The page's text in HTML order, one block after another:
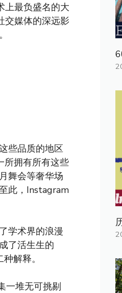
上最负盛名的大
交媒体的深远影
些品质的地区
所拥有所有这些
舞会等奢华场
此，Instagram
学术界的浪漫
了活生生的
解释。
一堆无可挑剔